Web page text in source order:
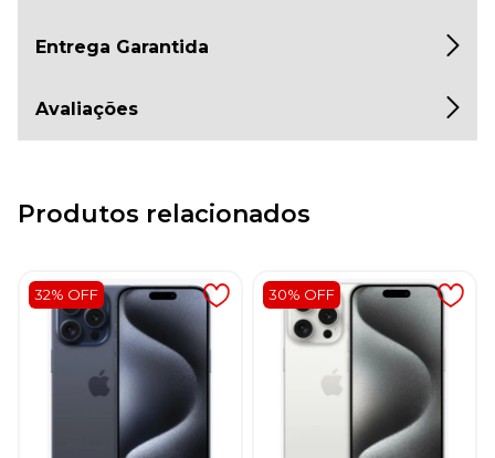
Entrega Garantida
Avaliações
Produtos relacionados
32% OFF 30% OFF